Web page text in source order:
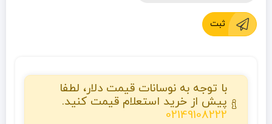
ثبت
با توجه به نوسانات قیمت دلار، لطفا
پیش از خرید استعلام قیمت کنید.
02149108222